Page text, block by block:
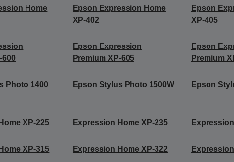
Home
Epson Expression Home
XP-402
Epson
XP-405
600
Epson Expression
Premium XP-605
Epson
Premium
Photo 1400 Epson Stylus Photo 1500W Epson
XP-225 Expression Home XP-235
XP-315 Expression Home XP-322